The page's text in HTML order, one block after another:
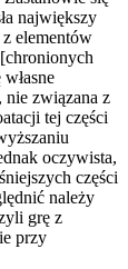
największy
elementów
nie związana z
tej części
oczywista,
części
należy
grę z
przy